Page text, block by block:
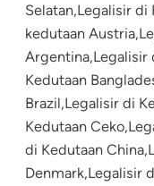
Selatan,Legalisir di
kedutaan
Argentina,Legalisir
Kedutaan
Brazil,Legalisir di
Kedutaan
di Kedutaan
Denmark,Legalisir